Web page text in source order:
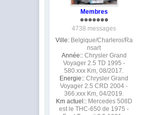
Membres
4738 messages
Ville: Belgique/Charleroi/Ra
nsart
Année:: Chrysler Grand
Voyager 2.5 TD 1995 -
580.xxx Km, 08/2017.
Energie:: Chrysler Grand
Voyager 2.5 CRD 2004 -
366.xxx Km, 04/2019.
Km actuel:: Mercedes 508D
est le THC-650 de 1975 -